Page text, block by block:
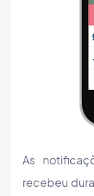
As
recebeu